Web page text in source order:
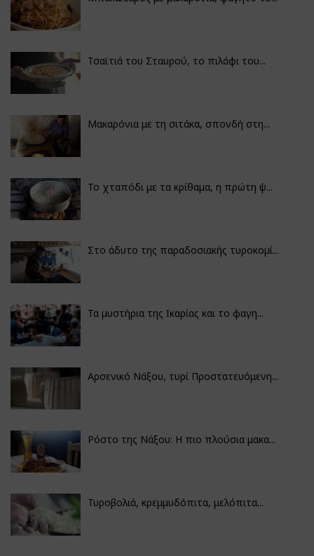
Τσαϊτιά του Σταυρού, το πιλάφι του...
Μακαρόνια με τη σιτάκα, σπονδή στη...
Το χταπόδι με τα κρίθαμα, η πρώτη ψ...
Στο άδυτο της παραδοσιακής τυροκομί...
Τα μυστήρια της Ικαρίας και το φαγη...
Αρσενικό Νάξου, τυρί Προστατευόμενη...
Ρόστο της Νάξου: Η πιο πλούσια μακα...
Τυροβολιά, κρεμμυδόπιτα, μελόπιτα...